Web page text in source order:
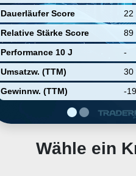
Dauerläufer Score
22
Relative Stärke Score
89
Performance 10 J
-
Umsatzw. (TTM)
30
Gewinnw. (TTM)
-
Wähle ein